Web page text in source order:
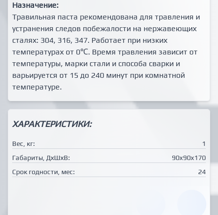
Назначение:
Травильная паста рекомендована для травления и
устранения следов побежалости на нержавеющих
сталях: 304, 316, 347. Работает при низких
температурах от 0℃. Время травления зависит от
температуры, марки стали и способа сварки и
варьируется от 15 до 240 минут при комнатной
температуре.
ХАРАКТЕРИСТИКИ:
Вес, кг:
1
Габариты, ДхШхВ:
90x90x170
Срок годности, мес:
24